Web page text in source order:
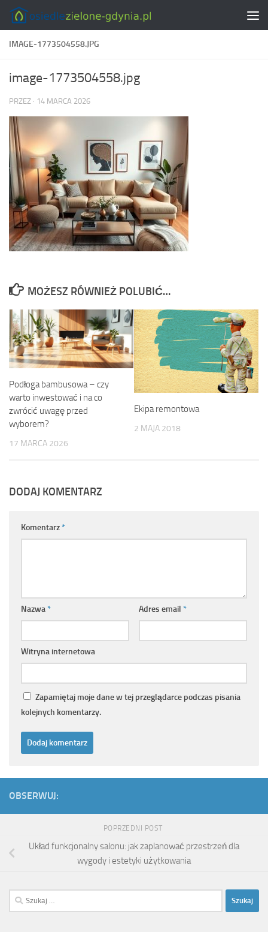
Skip to content
IMAGE-1773504558.JPG
image-1773504558.jpg
PRZEZ · 14 MARCA 2026
MOŻESZ RÓWNIEŻ POLUBIĆ…
Podłoga bambusowa – czy
warto inwestować i na co
zwrócić uwagę przed
wyborem?
17 MARCA 2026
Ekipa remontowa
2 MAJA 2018
DODAJ KOMENTARZ
Komentarz*
Nazwa* Adres email *
Witryna internetowa
Zapamiętaj moje dane w tej przeglądarce podczas pisania
kolejnych komentarzy.
OBSERWUJ:
POPRZEDNI POST
Układ funkcjonalny salonu: jak zaplanować przestrzeń dla
wygody i estetyki użytkowania
Szukaj: